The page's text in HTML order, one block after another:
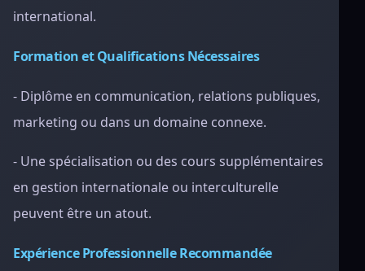
international.
Formation et Qualifications Nécessaires
- Diplôme en communication, relations publiques,
marketing ou dans un domaine connexe.
- Une spécialisation ou des cours supplémentaires
en gestion internationale ou interculturelle
peuvent être un atout.
Expérience Professionnelle Recommandée